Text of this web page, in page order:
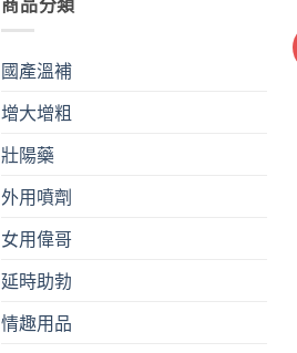
國產溫補
增大增粗
壯陽藥
外用噴劑
女用偉哥
延時助勃
情趣用品